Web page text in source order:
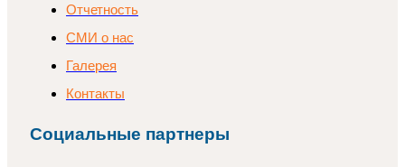
Отчетность
СМИ о нас
Галерея
Контакты
Социальные партнеры